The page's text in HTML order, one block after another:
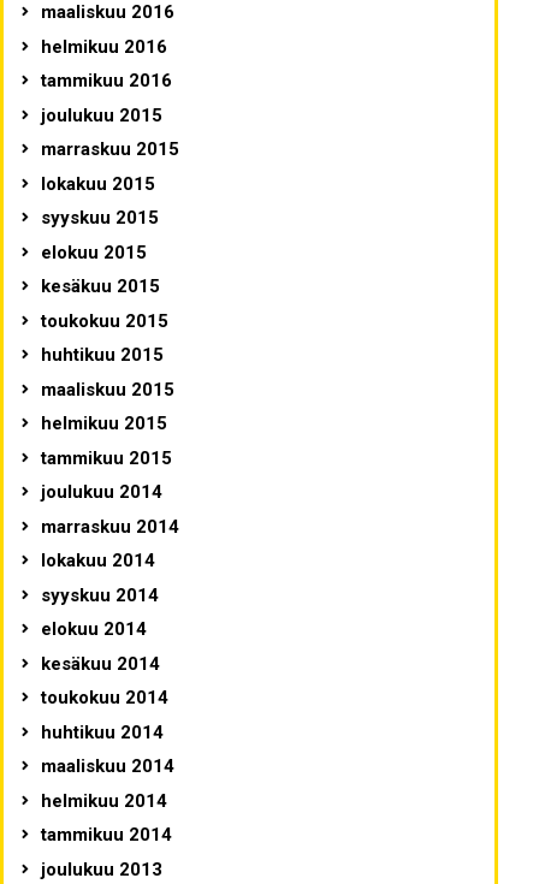
maaliskuu 2016
helmikuu 2016
tammikuu 2016
joulukuu 2015
marraskuu 2015
lokakuu 2015
syyskuu 2015
elokuu 2015
kesäkuu 2015
toukokuu 2015
huhtikuu 2015
maaliskuu 2015
helmikuu 2015
tammikuu 2015
joulukuu 2014
marraskuu 2014
lokakuu 2014
syyskuu 2014
elokuu 2014
kesäkuu 2014
toukokuu 2014
huhtikuu 2014
maaliskuu 2014
helmikuu 2014
tammikuu 2014
joulukuu 2013